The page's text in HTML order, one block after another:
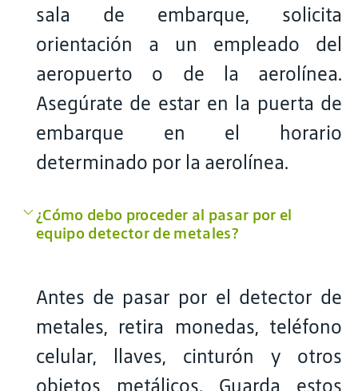
sala de embarque, solicita
orientación a un empleado del
aeropuerto o de la aerolínea.
Asegúrate de estar en la puerta de
embarque en el horario
determinado por la aerolínea.
¿Cómo debo proceder al pasar por el
equipo detector de metales?
Antes de pasar por el detector de
metales, retira monedas, teléfono
celular, llaves, cinturón y otros
objetos metálicos. Guarda estos